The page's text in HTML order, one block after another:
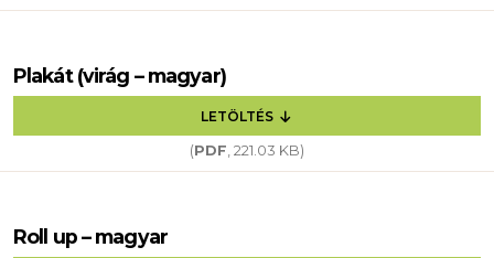
Plakát (virág – magyar)
LETÖLTÉS
(PDF, 221.03 KB)
Roll up – magyar